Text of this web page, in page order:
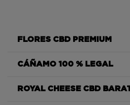
FLORES CBD PREMIUM
CÁÑAMO 100 % LEGAL
ROYAL CHEESE CBD